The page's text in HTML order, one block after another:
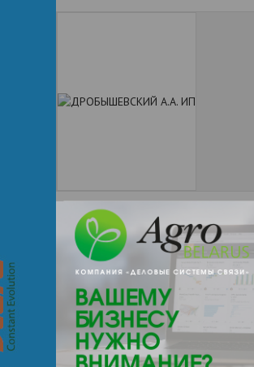
+ 375Показать телефоны
e-mail:
a:2:{s:5:"VALUE";a:0:
{}s:11:"DESCRIPTION";a:0:{}}
222160, , , , Жодино